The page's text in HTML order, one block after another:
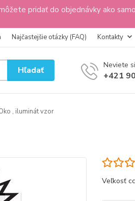
pridať do objednávky ako
Najčastejšie otázky (FAQ) Kontakty
Hľadať Neviete
+421
, iluminát vzor
Veľkosť